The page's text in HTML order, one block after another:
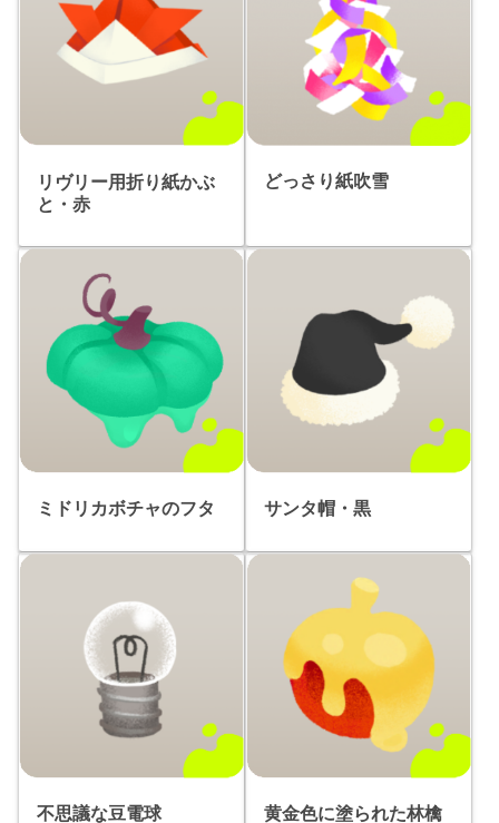
リヴリー用折り紙かぶ
と・赤
どっさり紙吹雪
ミドリカボチャのフタ サンタ帽・黒
不思議な豆電球 黄金色に塗られた林檎